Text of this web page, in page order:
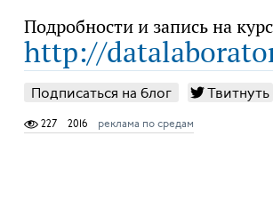
Подробности и запись на
http://
Подписаться на блог Твитнуть
227 2016 реклама по средам